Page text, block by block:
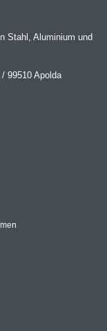
Stahl, Aluminium und
99510 Apolda